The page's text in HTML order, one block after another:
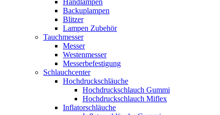
Handlampen
Backuplampen
Blitzer
Lampen Zubehör
Tauchmesser
Messer
Westenmesser
Messerbefestigung
Schlauchcenter
Hochdruckschläuche
Hochdruckschlauch Gummi
Hochdruckschlauch Miflex
Inflatorschläuche